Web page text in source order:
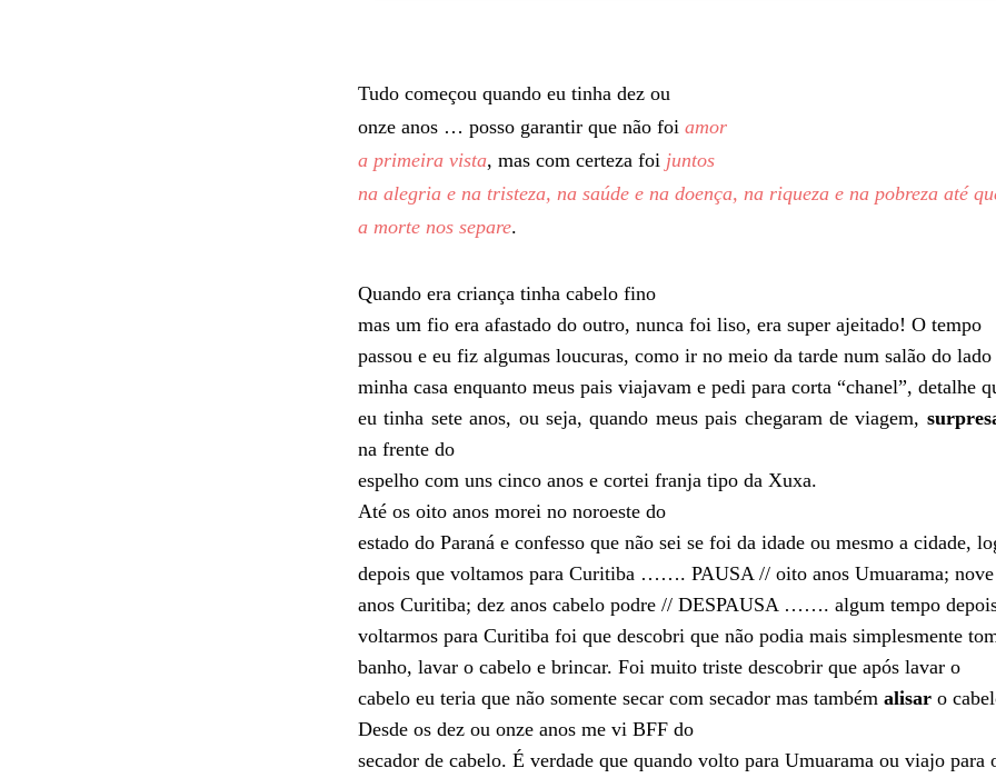
Tudo começou quando eu tinha dez ou
onze anos … posso garantir que não foi amor
a primeira vista, mas com certeza foi juntos
na alegria e na tristeza, na saúde e na doença, na riqueza e na pobreza até
a morte nos separe.
Quando era criança tinha cabelo fino
mas um fio era afastado do outro, nunca foi liso, era super ajeitado! O tempo
passou e eu fiz algumas loucuras, como ir no meio da tarde num salão do lado
minha casa enquanto meus pais viajavam e pedi para corta “chanel”, detalhe
eu tinha sete anos, ou seja, quando meus pais chegaram de viagem,
na frente do
espelho com uns cinco anos e cortei franja tipo da Xuxa.
Até os oito anos morei no noroeste do
estado do Paraná e confesso que não sei se foi da idade ou mesmo a cidade,
depois que voltamos para Curitiba ……. PAUSA // oito anos Umuarama; nove
anos Curitiba; dez anos cabelo podre // DESPAUSA ……. algum tempo
voltarmos para Curitiba foi que descobri que não podia mais simplesmente
banho, lavar o cabelo e brincar. Foi muito triste descobrir que após lavar o
cabelo eu teria que não somente secar com secador mas também alisar o
Desde os dez ou onze anos me vi BFF do
secador de cabelo. É verdade que quando volto para Umuarama ou viajo para